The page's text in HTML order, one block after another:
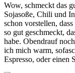
Wow, schmeckt das
Sojasoße, Chili und
schon vorstellen,
so gut geschmeckt,
habe. Obendrauf
ich mich warm,
Espresso, oder einen